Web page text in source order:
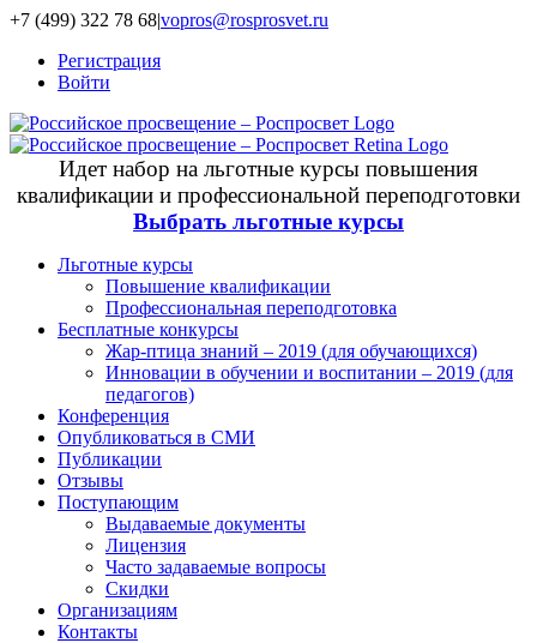
+7 (499) 322 78 68|vopros@rosprosvet.ru
Регистрация
Войти
Идет набор на льготные курсы повышения
квалификации и профессиональной переподготовки
Выбрать льготные курсы
Льготные курсы
Повышение квалификации
Профессиональная переподготовка
Бесплатные конкурсы
Жар-птица знаний – 2019 (для обучающихся)
Инновации в обучении и воспитании – 2019 (для
педагогов)
Конференция
Опубликоваться в СМИ
Публикации
Отзывы
Поступающим
Выдаваемые документы
Лицензия
Часто задаваемые вопросы
Скидки
Организациям
Контакты